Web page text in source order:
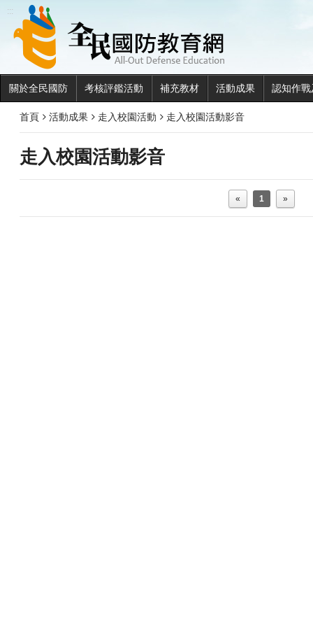
:::
關於全民國防 考核評鑑活動 補充教材 活動成果 認知作
首頁 活動成果 走入校園活動 走入校園活動影音
走入校園活動影音
« 1 »